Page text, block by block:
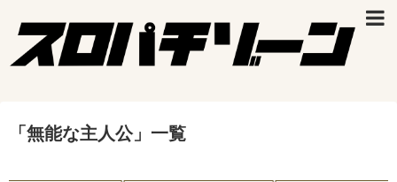
「 無能な主人公」 一覧